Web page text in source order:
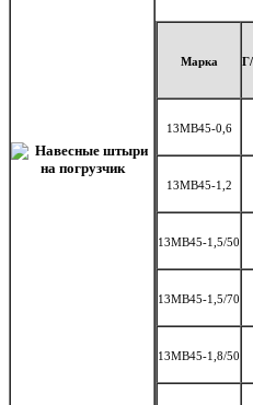
Марка Г/
13MB45-0,6
13MB45-1,2
13MB45-1,5/50
13MB45-1,5/70
13MB45-1,8/50